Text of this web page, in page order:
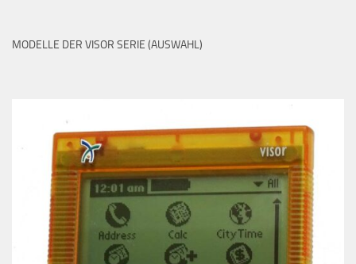
MODELLE DER VISOR SERIE (AUSWAHL)